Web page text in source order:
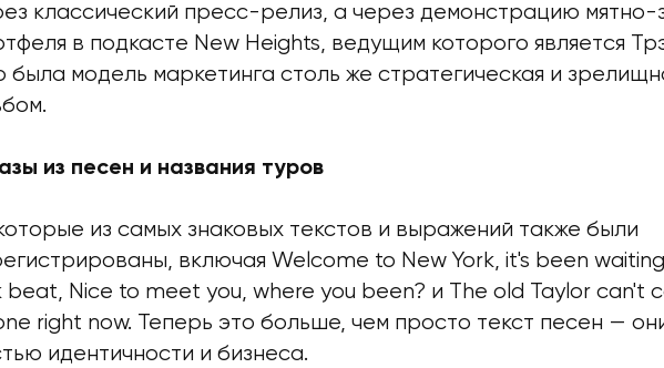
классический пресс-релиз, а через демонстрацию мятно-
в подкасте New Heights, ведущим которого является
была модель маркетинга столь же стратегическая и
из песен и названия туров
из самых знаковых текстов и выражений также были
включая Welcome to New York, it's been
beat, Nice to meet you, where you been? и The old Taylor can't
right now. Теперь это больше, чем просто текст песен —
идентичности и бизнеса.